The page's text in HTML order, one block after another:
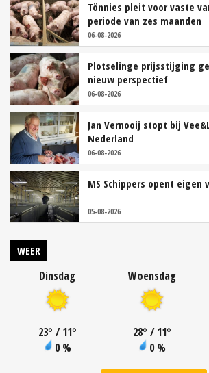
Tönnies pleit voor vaste
periode van zes maanden
06-08-2026
Plotselinge prijsstijging
nieuw perspectief
06-08-2026
Jan Vernooij stopt bij
Nederland
06-08-2026
MS Schippers opent eigen
05-08-2026
WEER
Dinsdag
23° / 11°
0 %
Woensdag
28° / 11°
0 %